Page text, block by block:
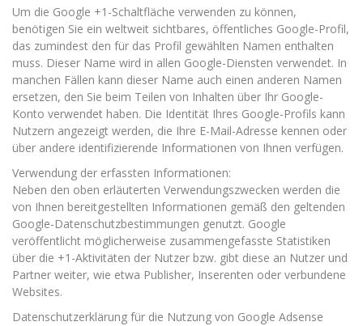
Um die Google +1-Schaltfläche verwenden zu können,
benötigen Sie ein weltweit sichtbares, öffentliches Google-Profil,
das zumindest den für das Profil gewählten Namen enthalten
muss. Dieser Name wird in allen Google-Diensten verwendet. In
manchen Fällen kann dieser Name auch einen anderen Namen
ersetzen, den Sie beim Teilen von Inhalten über Ihr Google-
Konto verwendet haben. Die Identität Ihres Google-Profils kann
Nutzern angezeigt werden, die Ihre E-Mail-Adresse kennen oder
über andere identifizierende Informationen von Ihnen verfügen.
Verwendung der erfassten Informationen:
Neben den oben erläuterten Verwendungszwecken werden die
von Ihnen bereitgestellten Informationen gemäß den geltenden
Google-Datenschutzbestimmungen genutzt. Google
veröffentlicht möglicherweise zusammengefasste Statistiken
über die +1-Aktivitäten der Nutzer bzw. gibt diese an Nutzer und
Partner weiter, wie etwa Publisher, Inserenten oder verbundene
Websites.
Datenschutzerklärung für die Nutzung von Google Adsense